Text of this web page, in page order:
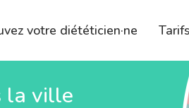
votre diététicien·ne Tarifs
la ville